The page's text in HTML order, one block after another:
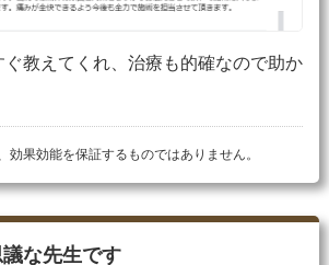
教えてくれ、治療も的確なので助か
果効能を保証するものではありません。
な先生です